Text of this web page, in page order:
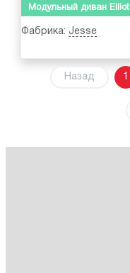
Модульный диван Elliot
Фабрика: Jesse
Назад 1